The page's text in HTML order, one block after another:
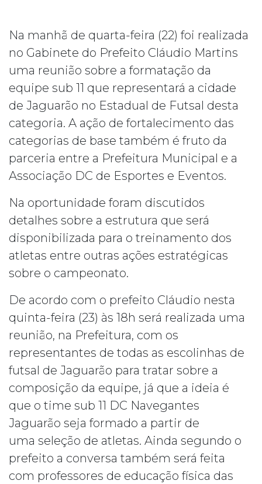
Na manhã de quarta-feira (22) foi realizada
no Gabinete do Prefeito Cláudio Martins
uma reunião sobre a formatação da
equipe sub 11 que representará a cidade
de Jaguarão no Estadual de Futsal desta
categoria. A ação de fortalecimento das
categorias de base também é fruto da
parceria entre a Prefeitura Municipal e a
Associação DC de Esportes e Eventos.
Na oportunidade foram discutidos
detalhes sobre a estrutura que será
disponibilizada para o treinamento dos
atletas entre outras ações estratégicas
sobre o campeonato.
De acordo com o prefeito Cláudio nesta
quinta-feira (23) às 18h será realizada uma
reunião, na Prefeitura, com os
representantes de todas as escolinhas de
futsal de Jaguarão para tratar sobre a
composição da equipe, já que a ideia é
que o time sub 11 DC Navegantes
Jaguarão seja formado a partir de
uma seleção de atletas. Ainda segundo o
prefeito a conversa também será feita
com professores de educação física das